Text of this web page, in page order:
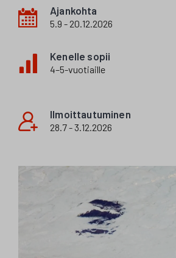
Ajankohta
5.9 - 20.12.2026
Kenelle sopii
4–5-vuotiaille
Ilmoittautuminen
28.7 - 3.12.2026